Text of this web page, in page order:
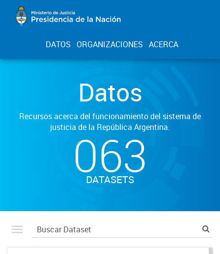
DATOS ORGANIZACIONES ACERCA
Datos
Recursos acerca del funcionamiento del sistema de
justicia de la República Argentina.
063
DATASETS